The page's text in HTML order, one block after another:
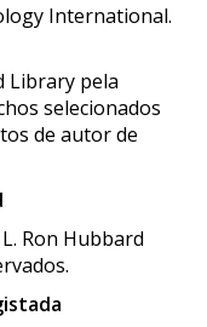
International.
Library pela
selecionados
de autor de
Ron Hubbard